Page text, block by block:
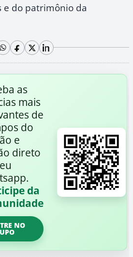
e do patrimônio da
as
mais
de
do
e
direto
da
NO